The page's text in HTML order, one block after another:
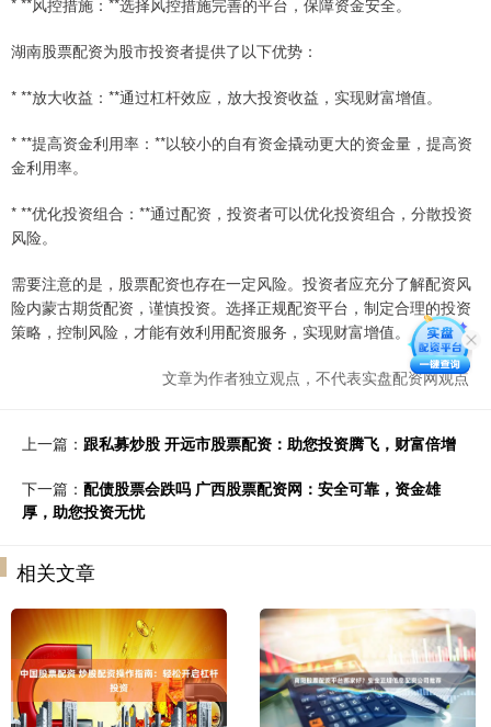
湖南股票配资为股市投资者提供了以下优势：
* **放大收益：**通过杠杆效应，放大投资收益，实现财富增值。
* **提高资金利用率：**以较小的自有资金撬动更大的资金量，提高资
金利用率。
* **优化投资组合：**通过配资，投资者可以优化投资组合，分散投资
风险。
需要注意的是，股票配资也存在一定风险。投资者应充分了解配资风
险内蒙古期货配资，谨慎投资。选择正规配资平台，制定合理的投资
策略，控制风险，才能有效利用配资服务，实现财富增值。
文章为作者独立观点，不代表实盘配资网观点
上一篇： 跟私募炒股 开远市股票配资：助您投资腾飞，财富倍增
下一篇： 配债股票会跌吗 广西股票配资网：安全可靠，资金雄
厚，助您投资无忧
相关文章